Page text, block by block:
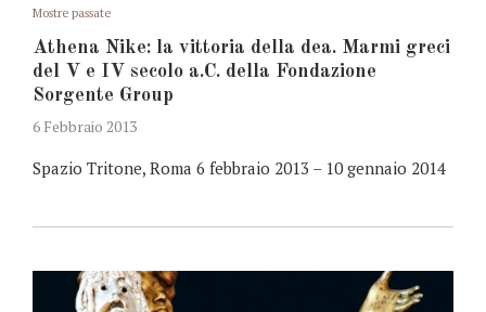
Mostre passate
Athena Nike: la vittoria della dea. Marmi greci
del V e IV secolo a.C. della Fondazione
Sorgente Group
6 Febbraio 2013
Spazio Tritone, Roma 6 febbraio 2013 – 10 gennaio 2014